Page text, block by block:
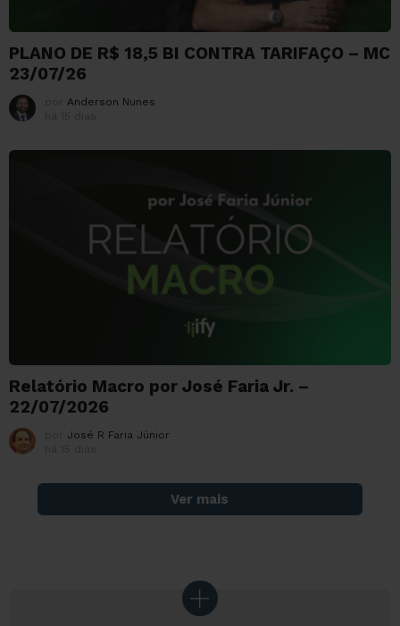
PLANO DE R$ 18,5 BI CONTRA TARIFAÇO – MC
23/07/26
Anderson Nunes
Relatório Macro por José Faria Jr. –
22/07/2026
José R Faria Júnior
Ver mais